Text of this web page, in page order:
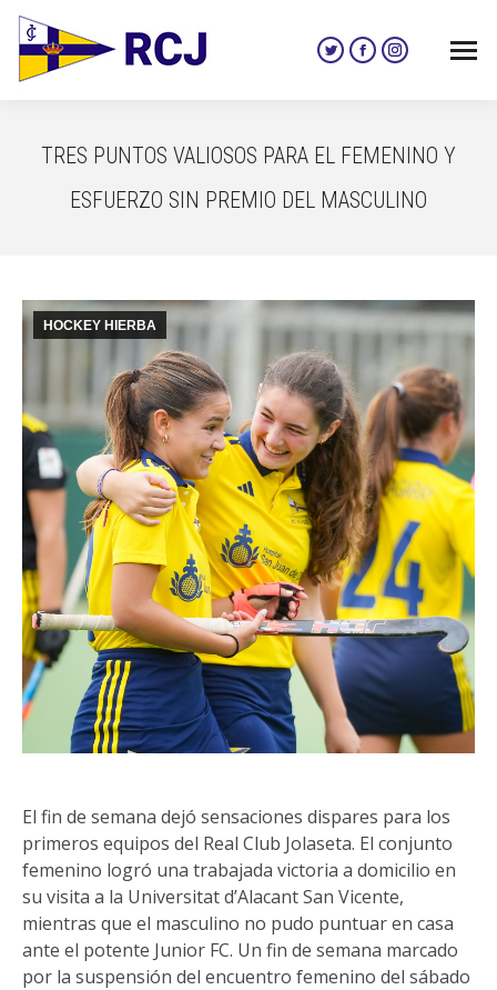
Twitter
in
new
window
Facebook
in
new
window
Instagram
in
new
window
TRES PUNTOS VALIOSOS PARA EL FEMENINO Y
ESFUERZO SIN PREMIO DEL MASCULINO
HOCKEY HIERBA
El fin de semana dejó sensaciones dispares para los
primeros equipos del Real Club Jolaseta. El conjunto
femenino logró una trabajada victoria a domicilio en
su visita a la Universitat d’Alacant San Vicente,
mientras que el masculino no pudo puntuar en casa
ante el potente Junior FC. Un fin de semana marcado
por la suspensión del encuentro femenino del sábado